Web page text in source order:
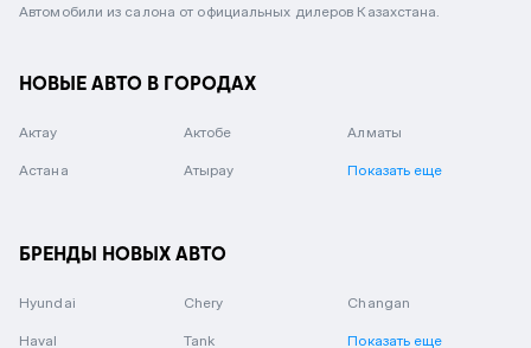
Автомобили из салона от официальных дилеров Казахстана.
НОВЫЕ АВТО В ГОРОДАХ
Актау Актобе Алматы
Астана Атырау Показать еще
БРЕНДЫ НОВЫХ АВТО
Hyundai Chery Changan
Haval Tank Показать еще